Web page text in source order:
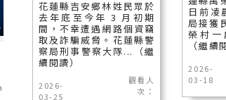
花蓮縣吉安鄉林姓民眾於
去年底至今年 3 月初期
間，不幸遭遇網路個資竊
取及詐騙威脅。花蓮縣警
察局刑事警察大隊...（繼
續閱讀）
2026-
03-25
觀看人
次：
日前凌
局接獲
榮村一
（繼續
2026-
03-18